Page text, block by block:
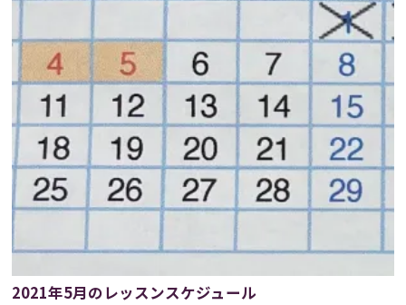
2021年5月のレッスンスケジュール